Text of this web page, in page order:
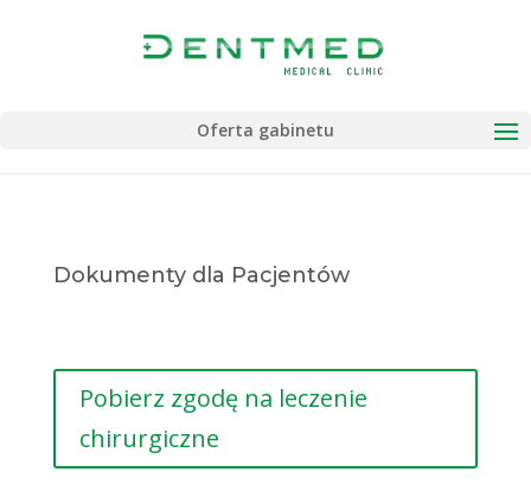
Oferta gabinetu
Dokumenty dla Pacjentów
Pobierz zgodę na leczenie
chirurgiczne